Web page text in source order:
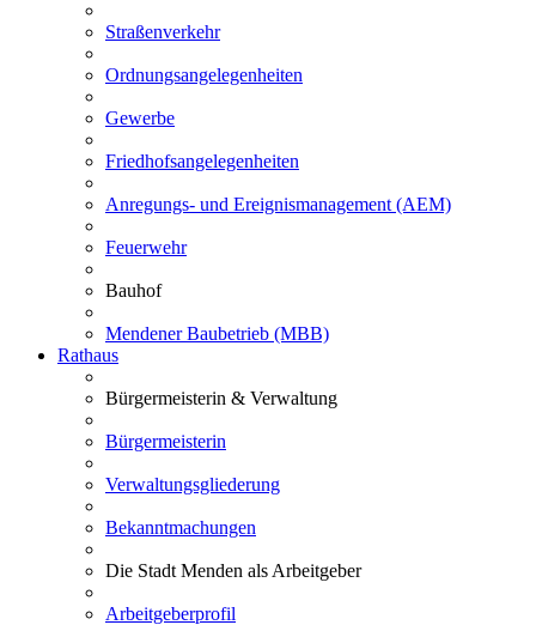
Straßenverkehr
Ordnungsangelegenheiten
Gewerbe
Friedhofsangelegenheiten
Anregungs- und Ereignismanagement (AEM)
Feuerwehr
Bauhof
Mendener Baubetrieb (MBB)
Rathaus
Bürgermeisterin & Verwaltung
Bürgermeisterin
Verwaltungsgliederung
Bekanntmachungen
Die Stadt Menden als Arbeitgeber
Arbeitgeberprofil